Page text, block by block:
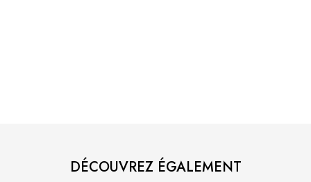
DÉCOUVREZ ÉGALEMENT